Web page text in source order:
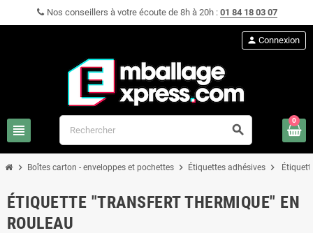
Nos conseillers à votre écoute de 8h à 20h : 01 84 18 03 07
view_headline search
person Connexion
0
chevron_right Boîtes carton - enveloppes et pochettes chevron_right Étiquettes adhésives chevron_right
ÉTIQUETTE "TRANSFERT THERMIQUE" EN
ROULEAU